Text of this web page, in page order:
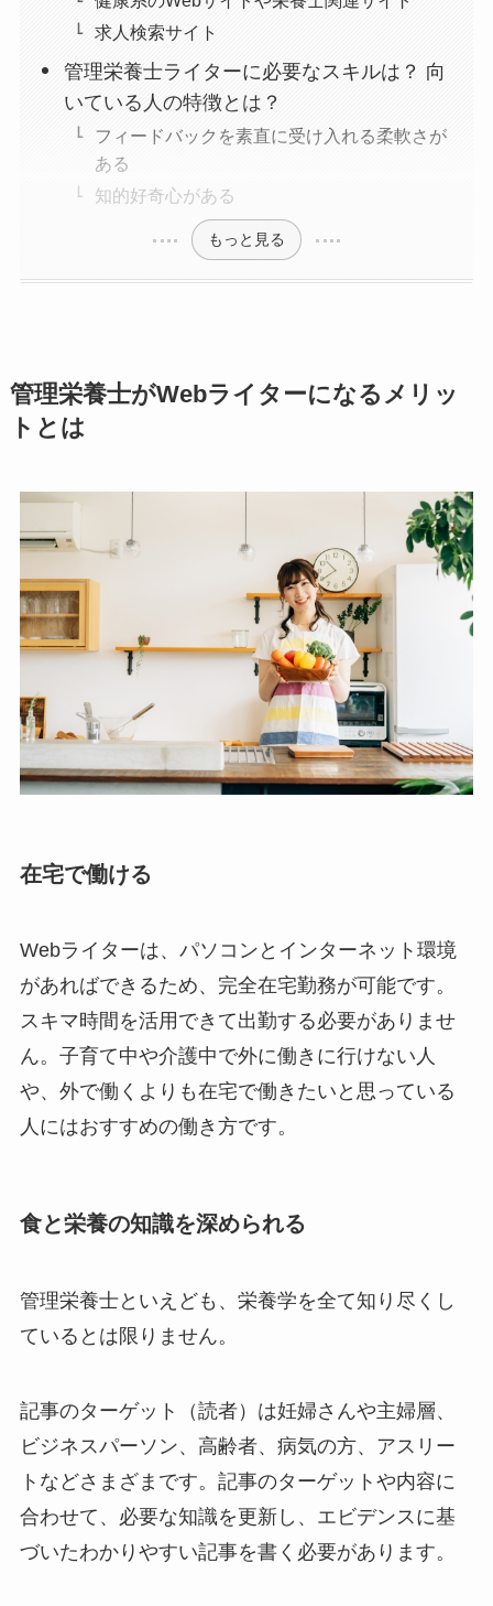
求人検索サイト
管理栄養士ライターに必要なスキルは？ 向
いている人の特徴とは？
フィードバックを素直に受け入れる柔軟さが
ある
知的好奇心がある
もっと見る
管理栄養士がWebライターになるメリッ
トとは
在宅で働ける
Webライターは、パソコンとインターネット環境
があればできるため、完全在宅勤務が可能です。
スキマ時間を活用できて出勤する必要がありませ
ん。子育て中や介護中で外に働きに行けない人
や、外で働くよりも在宅で働きたいと思っている
人にはおすすめの働き方です。
食と栄養の知識を深められる
管理栄養士といえども、栄養学を全て知り尽くし
ているとは限りません。
記事のターゲット（読者）は妊婦さんや主婦層、
ビジネスパーソン、高齢者、病気の方、アスリー
トなどさまざまです。記事のターゲットや内容に
合わせて、必要な知識を更新し、エビデンスに基
づいたわかりやすい記事を書く必要があります。